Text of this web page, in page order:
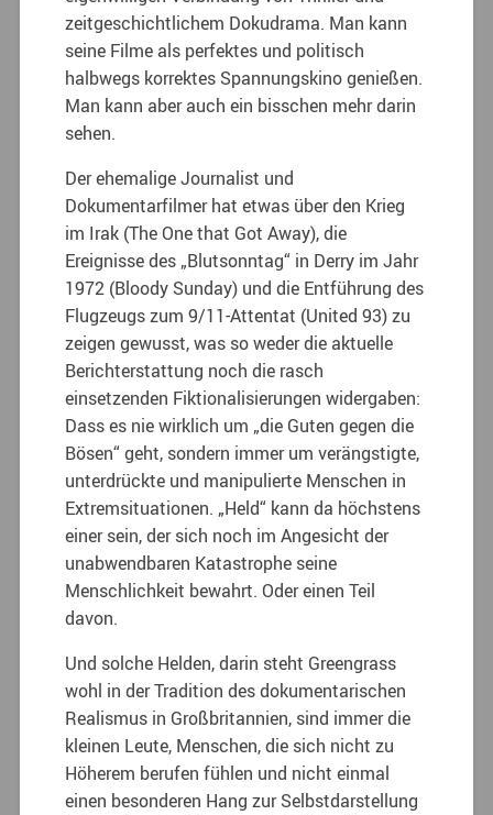
zeitgeschichtlichem Dokudrama. Man kann
seine Filme als perfektes und politisch
halbwegs korrektes Spannungskino genießen.
Man kann aber auch ein bisschen mehr darin
sehen.
Der ehemalige Journalist und
Dokumentarfilmer hat etwas über den Krieg
im Irak (The One that Got Away), die
Ereignisse des „Blutsonntag“ in Derry im Jahr
1972 (Bloody Sunday) und die Entführung des
Flugzeugs zum 9/11-Attentat (United 93) zu
zeigen gewusst, was so weder die aktuelle
Berichterstattung noch die rasch
einsetzenden Fiktionalisierungen widergaben:
Dass es nie wirklich um „die Guten gegen die
Bösen“ geht, sondern immer um verängstigte,
unterdrückte und manipulierte Menschen in
Extremsituationen. „Held“ kann da höchstens
einer sein, der sich noch im Angesicht der
unabwendbaren Katastrophe seine
Menschlichkeit bewahrt. Oder einen Teil
davon.
Und solche Helden, darin steht Greengrass
wohl in der Tradition des dokumentarischen
Realismus in Großbritannien, sind immer die
kleinen Leute, Menschen, die sich nicht zu
Höherem berufen fühlen und nicht einmal
einen besonderen Hang zur Selbstdarstellung